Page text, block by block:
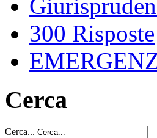
300 Risposte
Cerca
Cerca...